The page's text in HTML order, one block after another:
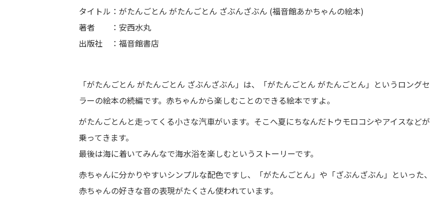
タイトル：がたんごとん がたんごとん ざぶんざぶん (福音館あかちゃんの絵本)
著者 ：安西水丸
出版社 ：福音館書店
「がたんごとん がたんごとん ざぶんざぶん」は、「がたんごとん がたんごとん」というロングセ
ラーの絵本の続編です。赤ちゃんから楽しむことのできる絵本ですよ。
がたんごとんと走ってくる小さな汽車がいます。そこへ夏にちなんだトウモロコシやアイスなどが
乗ってきます。
最後は海に着いてみんなで海水浴を楽しむというストーリーです。
赤ちゃんに分かりやすいシンプルな配色ですし、「がたんごとん」や「ざぶんざぶん」といった、
赤ちゃんの好きな音の表現がたくさん使われています。